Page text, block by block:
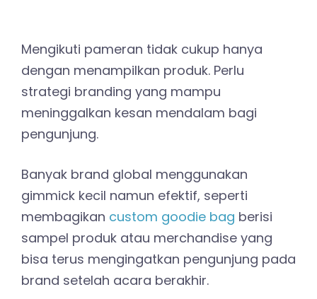
Mengikuti pameran tidak cukup hanya
dengan menampilkan produk. Perlu
strategi branding yang mampu
meninggalkan kesan mendalam bagi
pengunjung.
Banyak brand global menggunakan
gimmick kecil namun efektif, seperti
membagikan custom goodie bag berisi
sampel produk atau merchandise yang
bisa terus mengingatkan pengunjung pada
brand setelah acara berakhir.